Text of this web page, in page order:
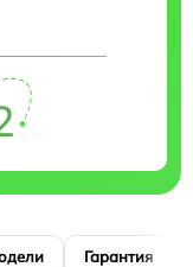
Гарантия